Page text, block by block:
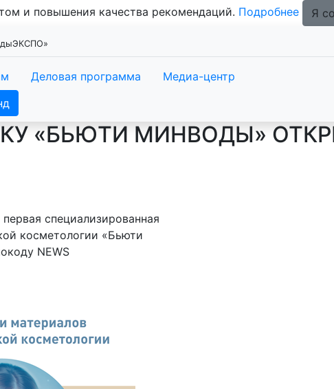
и повышения качества рекомендаций. Подробнее Я
Деловая программа
Медиа-центр
«БЬЮТИ МИНВОДЫ»
специализированная
косметологии «Бьюти
NEWS